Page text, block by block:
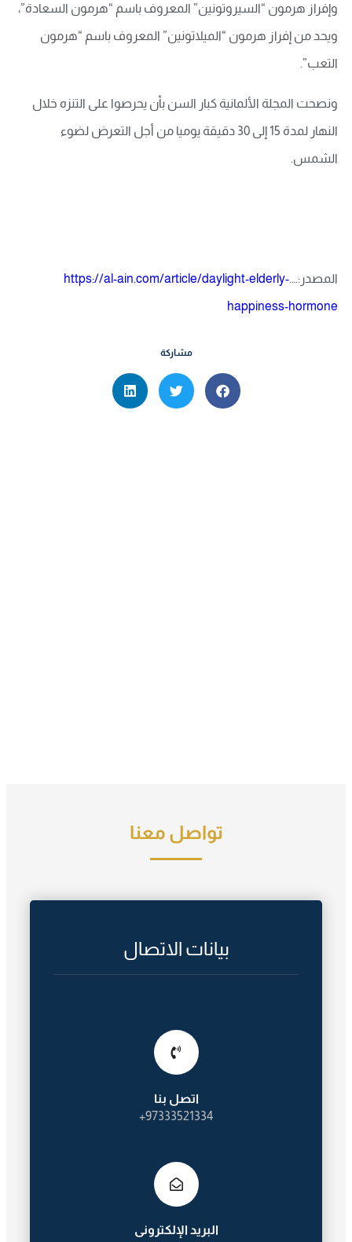
وإفراز هرمون “السيروتونين” المعروف باسم “هرمون السعادة”،
ويحد من إفراز هرمون “الميلاتونين” المعروف باسم “هرمون
التعب”.
ونصحت المجلة الألمانية كبار السن بأن يحرصوا على التنزه خلال
النهار لمدة 15 إلى 30 دقيقة يوميا من أجل التعرض لضوء
الشمس.
المصدر:….https://al-ain.com/article/daylight-elderly-
happiness-hormone
مشاركة
بيانات الاتصال
اتصل بنا
97333521334+
البريد الإلكترونى
تواصل معنا